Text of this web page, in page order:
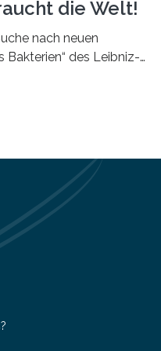
die Welt!
nach neuen
Bakterien“ des Leibniz-
sind weltweit auf
In diesem Bereich
der Abteilung
und
Leitung von Prof. Dr.
DSMZ-Deutsche